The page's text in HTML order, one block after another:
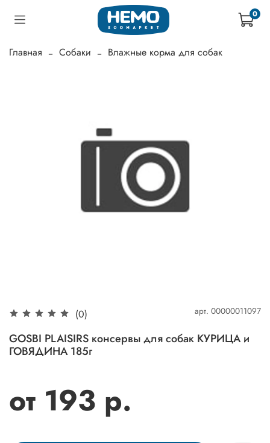
0
Главная Собаки Влажные корма для собак
(0) арт. 00000011097
GOSBI PLAISIRS консервы для собак КУРИЦА и
ГОВЯДИНА 185г
от 193 р.